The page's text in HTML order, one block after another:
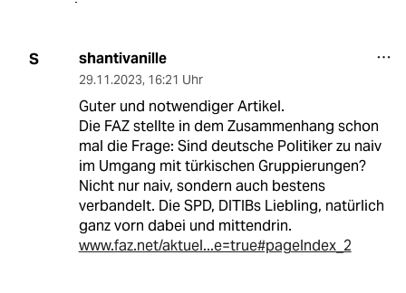
S shantivanille
29.11.2023, 16:21 Uhr
Guter und notwendiger Artikel.
Die FAZ stellte in dem Zusammenhang schon
mal die Frage: Sind deutsche Politiker zu naiv
im Umgang mit türkischen Gruppierungen?
Nicht nur naiv, sondern auch bestens
verbandelt. Die SPD, DITIBs Liebling, natürlich
ganz vorn dabei und mittendrin.
www.faz.net/aktuel...e=true#pageIndex_2